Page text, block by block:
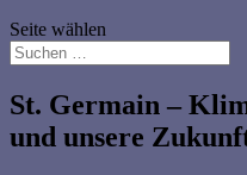
Seite wählen
St. Germain –
und unsere